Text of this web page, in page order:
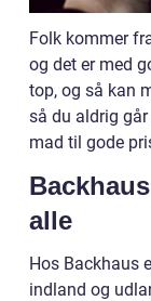
Folk kommer
og det er med
top, og så kan
så du aldrig
mad til gode
alle
Hos Backhaus
indland og